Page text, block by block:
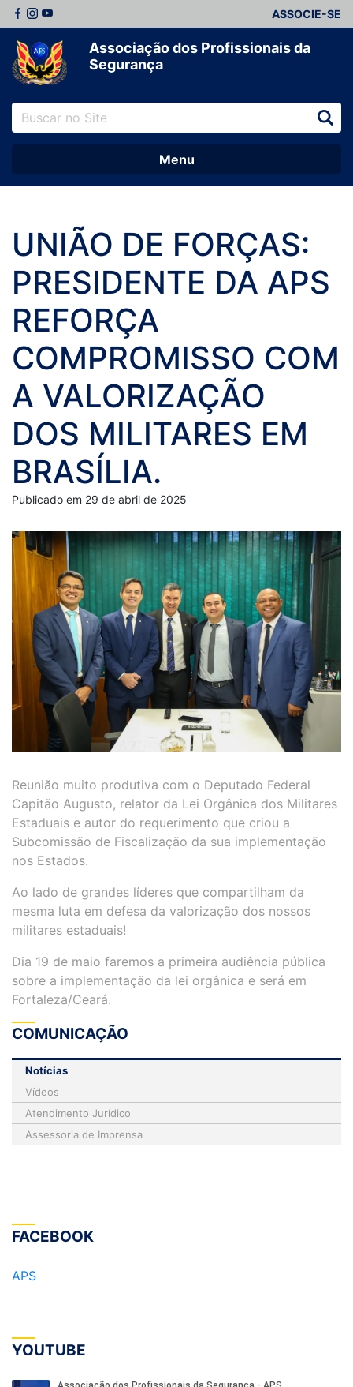
ASSOCIE-SE
Associação dos Profissionais da
Segurança
Menu
UNIÃO DE FORÇAS:
PRESIDENTE DA APS
REFORÇA
COMPROMISSO COM
A VALORIZAÇÃO
DOS MILITARES EM
BRASÍLIA.
Publicado em 29 de abril de 2025
Reunião muito produtiva com o Deputado Federal
Capitão Augusto, relator da Lei Orgânica dos Militares
Estaduais e autor do requerimento que criou a
Subcomissão de Fiscalização da sua implementação
nos Estados.
Ao lado de grandes líderes que compartilham da
mesma luta em defesa da valorização dos nossos
militares estaduais!
Dia 19 de maio faremos a primeira audiência pública
sobre a implementação da lei orgânica e será em
Fortaleza/Ceará.
COMUNICAÇÃO
Notícias
Vídeos
Atendimento Jurídico
Assessoria de Imprensa
FACEBOOK
APS
YOUTUBE